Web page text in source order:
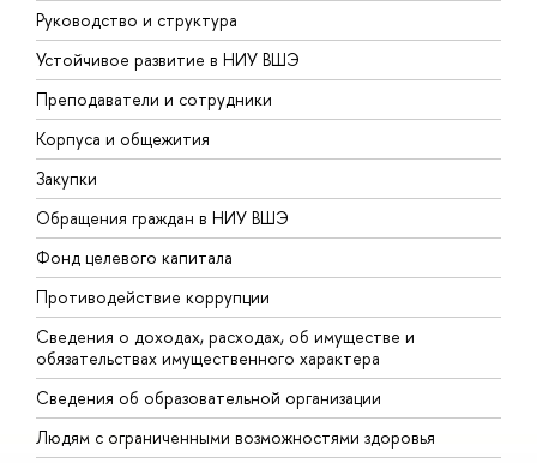
Руководство и структура
Устойчивое развитие в НИУ ВШЭ
Преподаватели и сотрудники
Корпуса и общежития
Закупки
Обращения граждан в НИУ ВШЭ
Фонд целевого капитала
Противодействие коррупции
Сведения о доходах, расходах, об имуществе и
обязательствах имущественного характера
Сведения об образовательной организации
Людям с ограниченными возможностями здоровья